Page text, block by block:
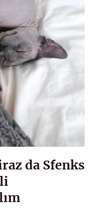
da Sfenks